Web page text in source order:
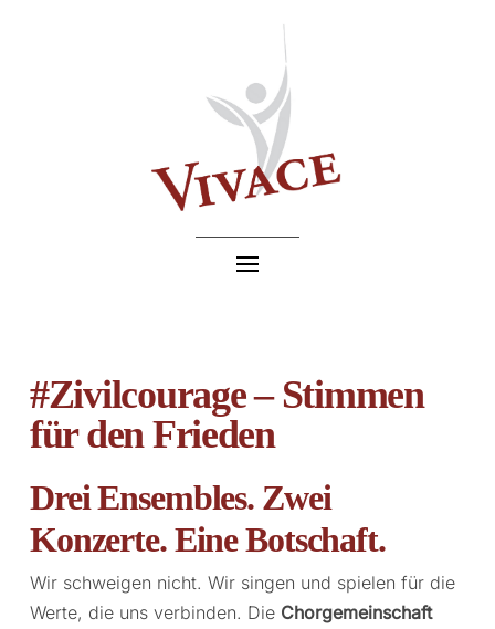
#Zivilcourage – Stimmen
für den Frieden
Drei Ensembles. Zwei
Konzerte. Eine Botschaft.
Wir schweigen nicht. Wir singen und spielen für die
Werte, die uns verbinden. Die Chorgemeinschaft